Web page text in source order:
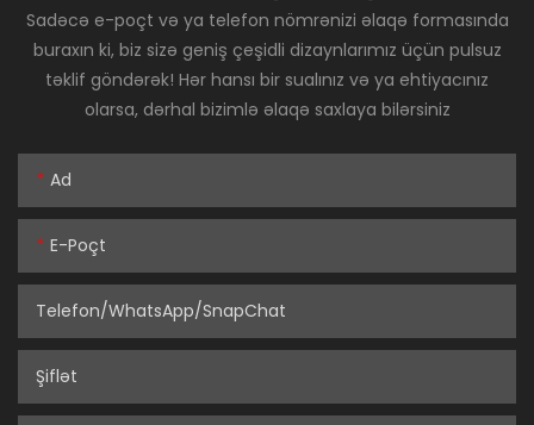
Sadəcə e-poçt və ya telefon nömrənizi əlaqə formasında
buraxın ki, biz sizə geniş çeşidli dizaynlarımız üçün pulsuz
təklif göndərək! Hər hansı bir sualınız və ya ehtiyacınız
olarsa, dərhal bizimlə əlaqə saxlaya bilərsiniz
Ad
E-Poçt
Telefon/WhatsApp/SnapChat
Şiflət